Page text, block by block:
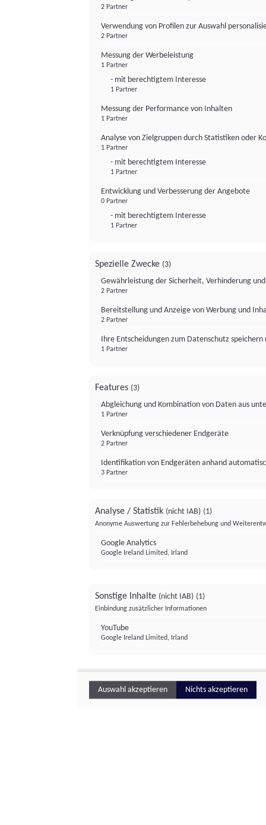
2 Partner
Verwendung von Profilen zur Auswahl
2 Partner
Messung der Werbeleistung
1 Partner
- mit berechtigtem Interesse
1 Partner
Messung der Performance von Inhalten
1 Partner
Analyse von Zielgruppen durch Statistiken oder
1 Partner
- mit berechtigtem Interesse
1 Partner
Entwicklung und Verbesserung der Angebote
0 Partner
- mit berechtigtem Interesse
1 Partner
Spezielle Zwecke (3)
Gewährleistung der Sicherheit, Verhinderung
2 Partner
Bereitstellung und Anzeige von Werbung und
2 Partner
Ihre Entscheidungen zum Datenschutz
1 Partner
Features (3)
Abgleichung und Kombination von Daten aus
1 Partner
Verknüpfung verschiedener Endgeräte
2 Partner
Identifikation von Endgeräten anhand
3 Partner
Analyse / Statistik (nicht IAB) (1)
Anonyme Auswertung zur Fehlerbehebung und
Google Analytics
Google Ireland Limited, Irland
Sonstige Inhalte (nicht IAB) (1)
Einbindung zusätzlicher Informationen
YouTube
Google Ireland Limited, Irland
Auswahl akzeptieren Nichts akzeptieren